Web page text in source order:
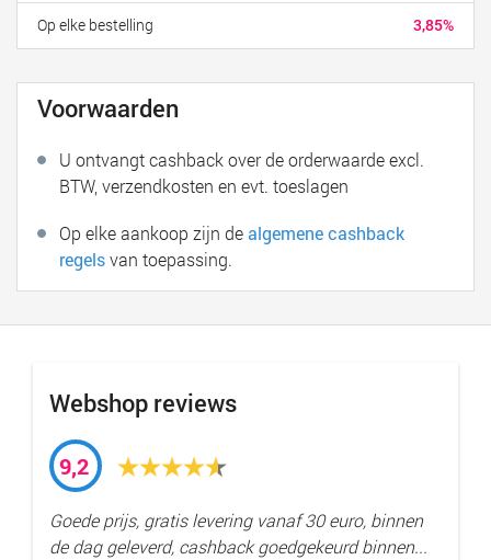
3,85%
Op elke bestelling
Voorwaarden
U ontvangt cashback over de orderwaarde excl.
BTW, verzendkosten en evt. toeslagen
Op elke aankoop zijn dealgemene cashback
regelsvan toepassing.
Webshop reviews
9,2
Goede prijs, gratis levering vanaf 30 euro, binnen
de dag geleverd, cashback goedgekeurd binnen...